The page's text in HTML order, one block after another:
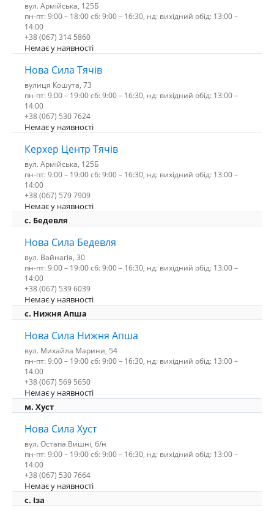
вул. Армійська, 125Б
пн-пт: 9:00 – 18:00 сб: 9:00 – 16:30, нд: вихідний обід: 13:00 –
14:00
+38 (067) 314 5860
Немає у наявності
Нова Сила Тячів
вулиця Кошута, 73
пн-пт: 9:00 – 19:00 сб: 9:00 – 16:30, нд: вихідний обід: 13:00 –
14:00
+38 (067) 530 7624
Немає у наявності
Керхер Центр Тячів
вул. Армійська, 125Б
пн-пт: 9:00 – 19:00 сб: 9:00 – 16:30, нд: вихідний обід: 13:00 –
14:00
+38 (067) 579 7909
Немає у наявності
c. Бедевля
Нова Сила Бедевля
вул. Вайнагія, 30
пн-пт: 9:00 – 19:00 сб: 9:00 – 16:30, нд: вихідний обід: 13:00 –
14:00
+38 (067) 539 6039
Немає у наявності
с. Нижня Апша
Нова Сила Нижня Апша
вул. Михайла Марини, 54
пн-пт: 9:00 – 19:00 сб: 9:00 – 16:30, нд: вихідний обід: 13:00 –
14:00
+38 (067) 569 5650
Немає у наявності
м. Хуст
Нова Сила Хуст
вул. Остапа Вишні, б/н
пн-пт: 9:00 – 19:00 сб: 9:00 – 16:30, нд: вихідний обід: 13:00 –
14:00
+38 (067) 530 7664
Немає у наявності
c. Іза